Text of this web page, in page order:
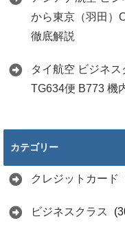
から東京（羽田）
徹底解説
タイ航空 ビジネ
TG634便 B773 機
カテゴリー
クレジットカード
ビジネスクラス